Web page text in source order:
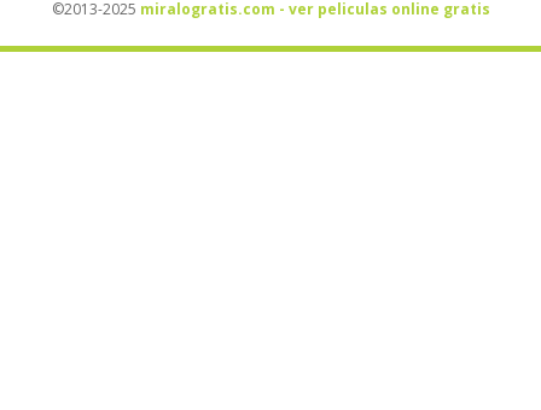
©2013-2025 miralogratis.com - ver peliculas online gratis